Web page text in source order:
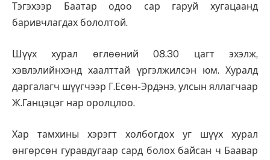
Тэгэхээр Баатар одоо сар гаруй хугацаанд
баривчлагдах бололтой.
Шүүх хурал өглөөний 08.30 цагт эхэлж,
хэвлэлийнхэнд хаалттай үргэлжилсэн юм. Хуралд
даргалагч шүүгчээр Г.Есөн-Эрдэнэ, улсын яллагчаар
Ж.Ганцэцэг нар оролцлоо.
Хар тамхины хэрэгт холбогдох уг шүүх хурал
өнгөрсөн гуравдугаар сард болох байсан ч Баавар